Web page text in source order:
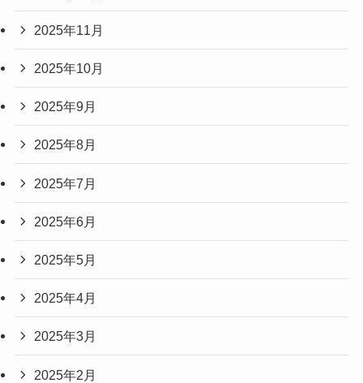
2025年11月
2025年10月
2025年9月
2025年8月
2025年7月
2025年6月
2025年5月
2025年4月
2025年3月
2025年2月